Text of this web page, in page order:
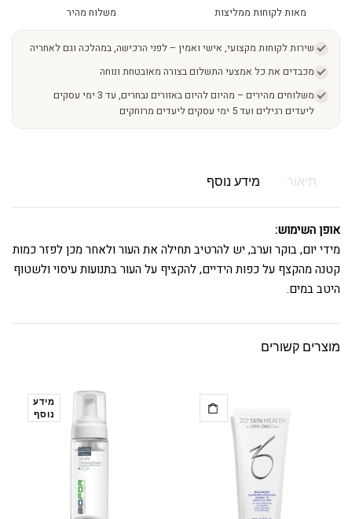
מאות לקוחות ממליצות משלוח מהיר
שירות לקוחות מקצועי, אישי ואמין – לפני הרכישה, במהלכה וגם לאחריה
מכבדים את כל אמצעי התשלום בצורה מאובטחת ונוחה
משלוחים מהירים – מהיום להיום באזורים נבחרים, עד 3 ימי עסקים
ליעדים רגילים ועד 5 ימי עסקים ליעדים מרוחקים
תיאור מידע נוסף
אופן השימוש:
מידי יום, בוקר וערב, יש להרטיב תחילה את העור ולאחר מכן לפזר כמות
קטנה מהקצף על כפות הידיים, להקציף על העור בתנועות עיסוי ולשטוף
היטב במים.
מוצרים קשורים
מידע
נוסף